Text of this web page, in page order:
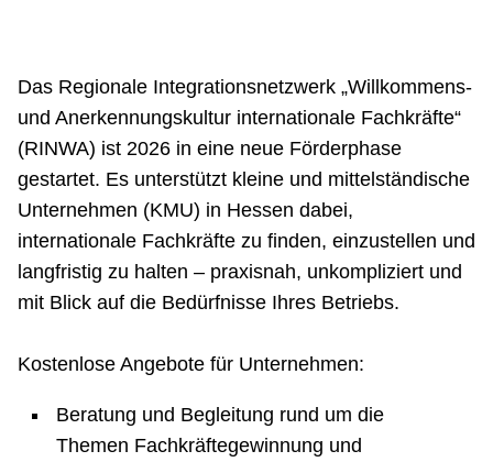
Das Regionale Integrationsnetzwerk „Willkommens-
und Anerkennungskultur internationale Fachkräfte“
(RINWA) ist 2026 in eine neue Förderphase
gestartet. Es unterstützt kleine und mittelständische
Unternehmen (KMU) in Hessen dabei,
internationale Fachkräfte zu finden, einzustellen und
langfristig zu halten – praxisnah, unkompliziert und
mit Blick auf die Bedürfnisse Ihres Betriebs.
Kostenlose Angebote für Unternehmen:
Beratung und Begleitung rund um die
Themen Fachkräftegewinnung und